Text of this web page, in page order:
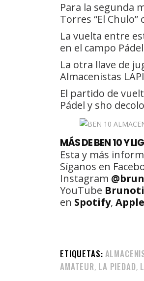
Para la segunda
Torres “El
La vuelta entre
en el campo
La otra llave de
Almacenistas
El partido de
Pádel y sho
MÁS DE BEN 10 Y
Esta y más
Síganos en
Instagram
YouTube
en Spotify,
ETIQUETAS:
AMATEUR, LA PIEDAD,